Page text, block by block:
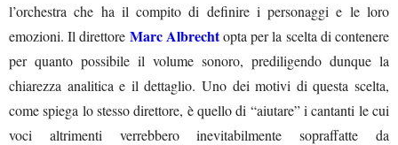
l’orchestra che ha il compito di definire i personaggi e le loro
emozioni. Il direttore Marc Albrechtopta per la scelta di contenere
per quanto possibile il volume sonoro, prediligendo dunque la
chiarezza analitica e il dettaglio. Uno dei motivi di questa scelta,
come spiega lo stesso direttore, è quello di “aiutare” i cantanti le cui
voci altrimenti verrebbero inevitabilmente sopraffatte da